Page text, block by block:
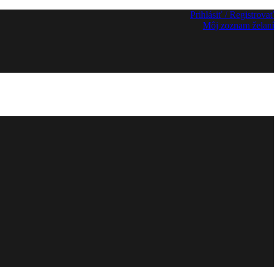
Prihlásiť / Registrovať
Môj zoznam želaní